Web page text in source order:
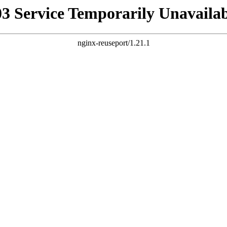
Service Temporarily
nginx-reuseport/1.21.1